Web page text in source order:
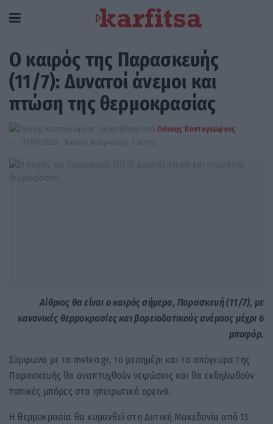
Ο καιρός της Παρασκευής
(11/7): Δυνατοί άνεμοι και
πτώση της θερμοκρασίας
Αναρτήθηκε από Γιάννης Κοντογεώργος
11/07/2025
Χρόνος Ανάγνωσης: 1 λεπτό
Αίθριος θα είναι ο καιρός σήμερα, Παρασκευή (11/7), με
κανονικές θερμοκρασίες και βορειοδυτικούς ανέμους μέχρι 6
μποφόρ.
Σύμφωνα με το meteo.gr, το μεσημέρι και το απόγευμα της
Παρασκευής θα αναπτυχθούν νεφώσεις και θα εκδηλωθούν
τοπικές μπόρες στα ηπειρωτικά ορεινά.
Η θερμοκρασία θα κυμανθεί στη Δυτική Μακεδονία από 13